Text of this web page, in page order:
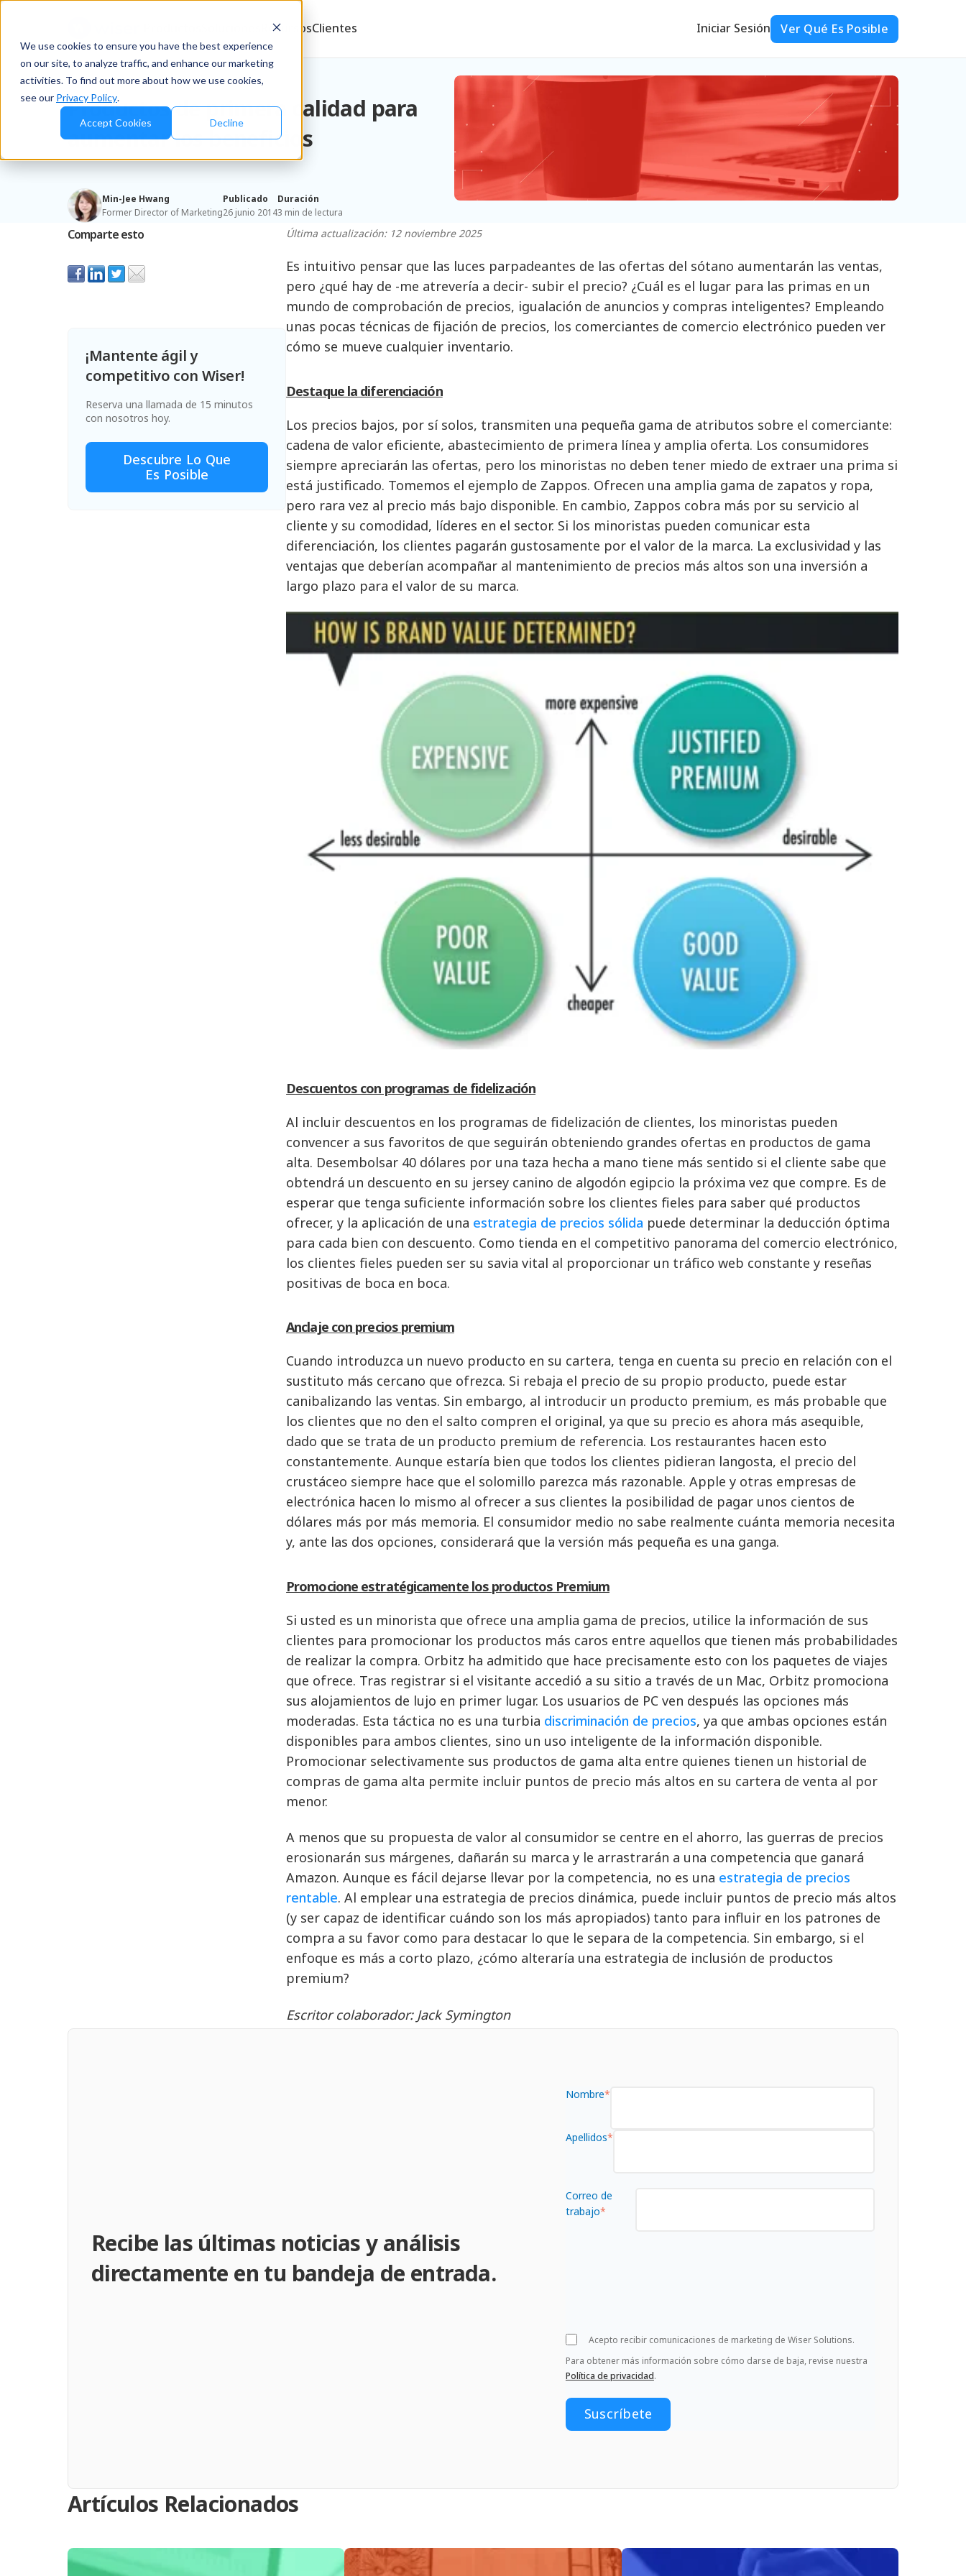
We use cookies to ensure you have the best experience
on our site, to analyze traffic, and enhance our marketing
activities. To find out more about how we use cookies,
see our Privacy Policy.
Accept Cookies Decline
RecursosClientes Iniciar Sesión Ver Qué Es Posible
Blog/Retailers & D2C
Productos de primera calidad para
aumentar los beneficios
Min-Jee Hwang
Former Director of Marketing
Publicado
26 junio 2014
Duración
3 min de lectura
Comparte esto
¡Mantente ágil y
competitivo con Wiser!
Reserva una llamada de 15 minutos
con nosotros hoy.
Descubre Lo Que
Es Posible
Última actualización: 12 noviembre 2025
Es intuitivo pensar que las luces parpadeantes de las ofertas del sótano aumentarán las ventas,
pero ¿qué hay de -me atrevería a decir- subir el precio? ¿Cuál es el lugar para las primas en un
mundo de comprobación de precios, igualación de anuncios y compras inteligentes? Empleando
unas pocas técnicas de fijación de precios, los comerciantes de comercio electrónico pueden ver
cómo se mueve cualquier inventario.
Destaque la diferenciación
Los precios bajos, por sí solos, transmiten una pequeña gama de atributos sobre el comerciante:
cadena de valor eficiente, abastecimiento de primera línea y amplia oferta. Los consumidores
siempre apreciarán las ofertas, pero los minoristas no deben tener miedo de extraer una prima si
está justificado. Tomemos el ejemplo de Zappos. Ofrecen una amplia gama de zapatos y ropa,
pero rara vez al precio más bajo disponible. En cambio, Zappos cobra más por su servicio al
cliente y su comodidad, líderes en el sector. Si los minoristas pueden comunicar esta
diferenciación, los clientes pagarán gustosamente por el valor de la marca. La exclusividad y las
ventajas que deberían acompañar al mantenimiento de precios más altos son una inversión a
largo plazo para el valor de su marca.
Descuentos con programas de fidelización
Al incluir descuentos en los programas de fidelización de clientes, los minoristas pueden
convencer a sus favoritos de que seguirán obteniendo grandes ofertas en productos de gama
alta. Desembolsar 40 dólares por una taza hecha a mano tiene más sentido si el cliente sabe que
obtendrá un descuento en su jersey canino de algodón egipcio la próxima vez que compre. Es de
esperar que tenga suficiente información sobre los clientes fieles para saber qué productos
ofrecer, y la aplicación de una estrategia de precios sólida puede determinar la deducción óptima
para cada bien con descuento. Como tienda en el competitivo panorama del comercio electrónico,
los clientes fieles pueden ser su savia vital al proporcionar un tráfico web constante y reseñas
positivas de boca en boca.
Anclaje con precios premium
Cuando introduzca un nuevo producto en su cartera, tenga en cuenta su precio en relación con el
sustituto más cercano que ofrezca. Si rebaja el precio de su propio producto, puede estar
canibalizando las ventas. Sin embargo, al introducir un producto premium, es más probable que
los clientes que no den el salto compren el original, ya que su precio es ahora más asequible,
dado que se trata de un producto premium de referencia. Los restaurantes hacen esto
constantemente. Aunque estaría bien que todos los clientes pidieran langosta, el precio del
crustáceo siempre hace que el solomillo parezca más razonable. Apple y otras empresas de
electrónica hacen lo mismo al ofrecer a sus clientes la posibilidad de pagar unos cientos de
dólares más por más memoria. El consumidor medio no sabe realmente cuánta memoria necesita
y, ante las dos opciones, considerará que la versión más pequeña es una ganga.
Promocione estratégicamente los productos Premium
Si usted es un minorista que ofrece una amplia gama de precios, utilice la información de sus
clientes para promocionar los productos más caros entre aquellos que tienen más probabilidades
de realizar la compra. Orbitz ha admitido que hace precisamente esto con los paquetes de viajes
que ofrece. Tras registrar si el visitante accedió a su sitio a través de un Mac, Orbitz promociona
sus alojamientos de lujo en primer lugar. Los usuarios de PC ven después las opciones más
moderadas. Esta táctica no es una turbia discriminación de precios, ya que ambas opciones están
disponibles para ambos clientes, sino un uso inteligente de la información disponible.
Promocionar selectivamente sus productos de gama alta entre quienes tienen un historial de
compras de gama alta permite incluir puntos de precio más altos en su cartera de venta al por
menor.
A menos que su propuesta de valor al consumidor se centre en el ahorro, las guerras de precios
erosionarán sus márgenes, dañarán su marca y le arrastrarán a una competencia que ganará
Amazon. Aunque es fácil dejarse llevar por la competencia, no es una estrategia de precios
rentable. Al emplear una estrategia de precios dinámica, puede incluir puntos de precio más altos
(y ser capaz de identificar cuándo son los más apropiados) tanto para influir en los patrones de
compra a su favor como para destacar lo que le separa de la competencia. Sin embargo, si el
enfoque es más a corto plazo, ¿cómo alteraría una estrategia de inclusión de productos
premium?
Escritor colaborador: Jack Symington
Recibe las últimas noticias y análisis
directamente en tu bandeja de entrada.
Nombre*
Apellidos*
Correo de
trabajo*
Acepto recibir comunicaciones de marketing de Wiser Solutions.
Para obtener más información sobre cómo darse de baja, revise nuestra
Política de privacidad.
Artículos Relacionados